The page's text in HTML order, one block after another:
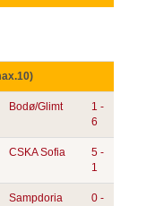
Bodø/Glimt
1 -
6
CSKA Sofia
5 -
1
Sampdoria
0 -